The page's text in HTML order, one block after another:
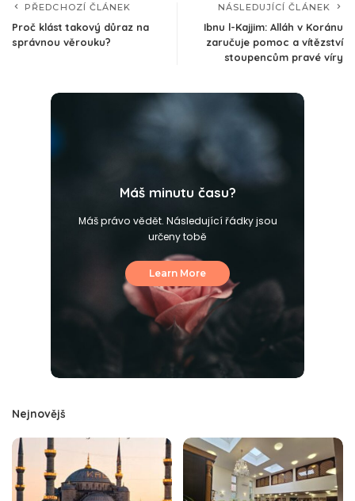
PŘEDCHOZÍ ČLÁNEK
Proč klást takový důraz na
správnou věrouku?
NÁSLEDUJÍCÍ ČLÁNEK
Ibnu l-Kajjim: Alláh v Koránu
zaručuje pomoc a vítězství
stoupencům pravé víry
Máš minutu času?
Máš právo vědět. Následující řádky jsou
určeny tobě
Learn More
Nejnovějš